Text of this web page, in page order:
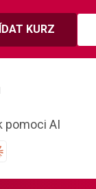
KURZ
pomoci AI